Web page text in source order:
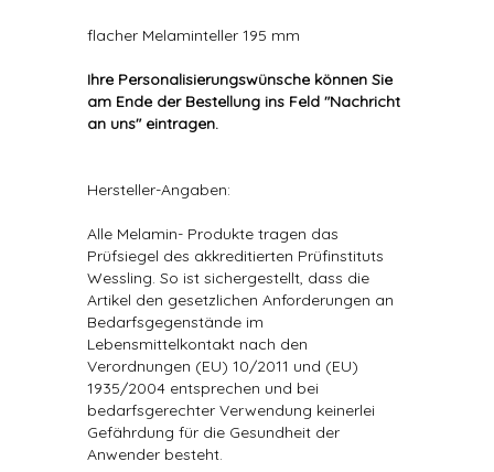
flacher Melaminteller 195 mm
Ihre Personalisierungswünsche können Sie
am Ende der Bestellung ins Feld "Nachricht
an uns" eintragen.
Hersteller-Angaben:
Alle Melamin- Produkte tragen das
Prüfsiegel des akkreditierten Prüfinstituts
Wessling. So ist sichergestellt, dass die
Artikel den gesetzlichen Anforderungen an
Bedarfsgegenstände im
Lebensmittelkontakt nach den
Verordnungen (EU) 10/2011 und (EU)
1935/2004 entsprechen und bei
bedarfsgerechter Verwendung keinerlei
Gefährdung für die Gesundheit der
Anwender besteht.